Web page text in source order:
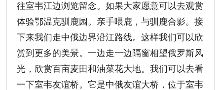
往室韦江边浏览留念。如果大家愿意可以去观赏
体验鄂温克驯鹿园。亲手喂鹿，与驯鹿合影。接
下来我们走中俄边界沿江路线。这样我们可以欣
赏到更多的美景。一边走一边隔窗相望俄罗斯风
光，欣赏百亩麦田和油菜花大地。我们可以去看
一下室韦友谊桥。它是中俄友谊大桥，位于室韦